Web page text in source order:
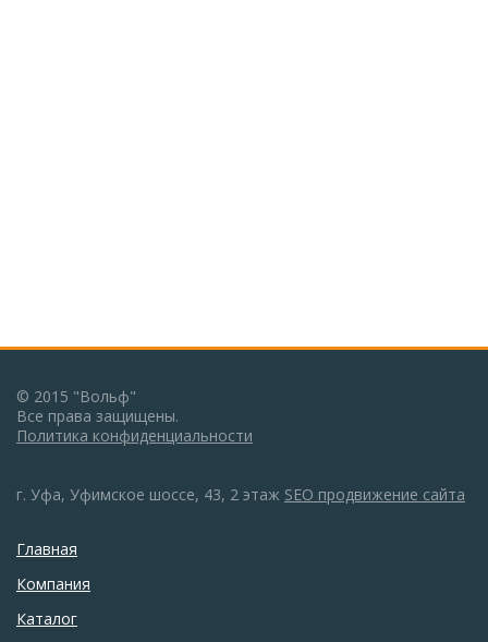
© 2015 "Вольф"
Все права защищены.
Политика конфиденциальности
г. Уфа, Уфимское шоссе, 43, 2 этаж SEO продвижение сайта
Главная
Компания
Каталог